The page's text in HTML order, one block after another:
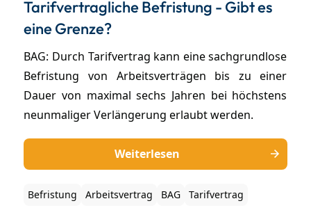
Tarifvertragliche Befristung - Gibt es
eine Grenze?
BAG: Durch Tarifvertrag kann eine sachgrundlose
Befristung von Arbeitsverträgen bis zu einer
Dauer von maximal sechs Jahren bei höchstens
neunmaliger Verlängerung erlaubt werden.
Weiterlesen
Befristung Arbeitsvertrag BAG Tarifvertrag